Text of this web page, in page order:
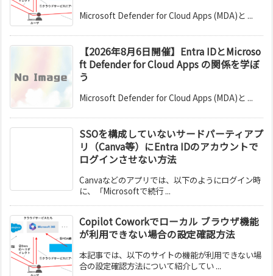
Microsoft Defender for Cloud Apps (MDA)と ...
【2026年8月6日開催】Entra IDとMicroso
ft Defender for Cloud Apps の関係を学ぼ
う
Microsoft Defender for Cloud Apps (MDA)と ...
SSOを構成していないサードパーティアプ
リ（Canva等）にEntra IDのアカウントで
ログインさせない方法
Canvaなどのアプリでは、以下のようにログイン時
に、「Microsoftで続行 ...
Copilot Coworkでローカル ブラウザ機能
が利用できない場合の設定確認方法
本記事では、以下のサイトの機能が利用できない場
合の設定確認方法について紹介してい ...